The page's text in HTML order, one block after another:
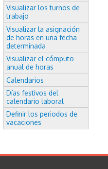
Visualizar los turnos de
trabajo
Visualizar la asignación
de horas en una fecha
determinada
Visualizar el cómputo
anual de horas
Calendarios
Días festivos del
calendario laboral
Definir los periodos de
vacaciones